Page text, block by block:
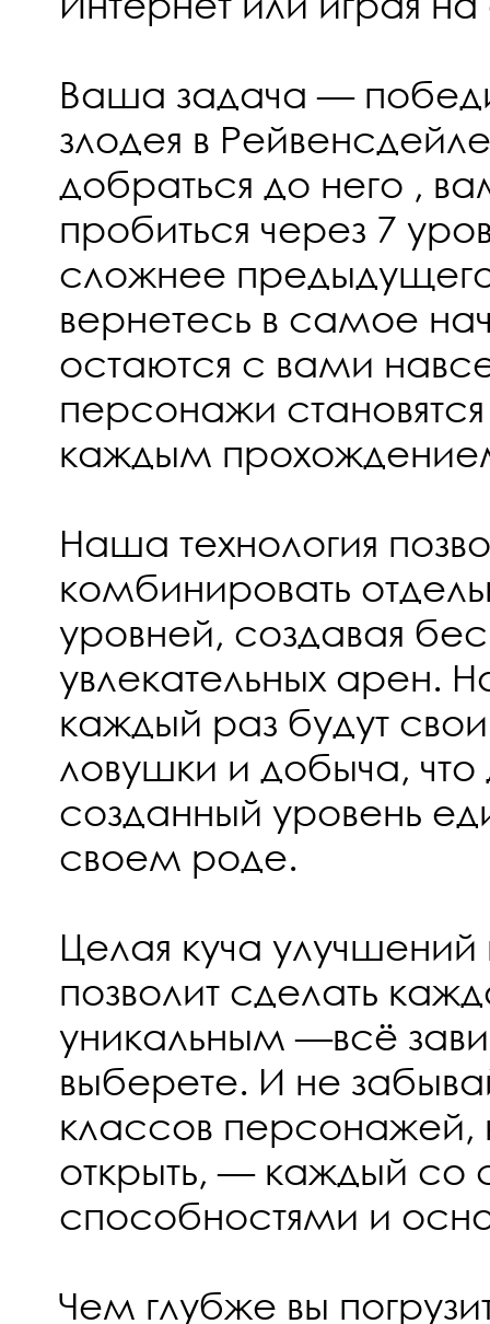
Ваша задача —
злодея в
добраться до него ,
пробиться через 7
сложнее
вернетесь в самое
остаются с вами
персонажи
каждым
Наша технология
комбинировать
уровней, создавая
увлекательных арен.
каждый раз будут
ловушки и добыча,
созданный уровень
своем роде.
Целая куча
позволит сделать
уникальным —всё
выберете. И не
классов
открыть, — каждый со
способностями и
Чем глубже вы